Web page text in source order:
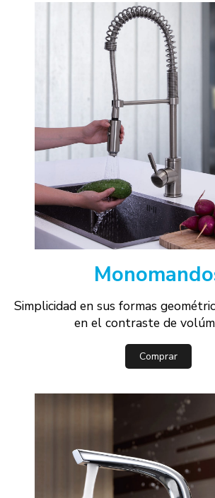
Simplicidad en sus formas
en el contraste de
Comprar